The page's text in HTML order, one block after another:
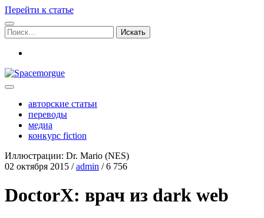
Перейти к статье
Поиск:
Spacemorgue
авторские статьи
переводы
медиа
конкурс fiction
Иллюстрации: Dr. Mario (NES)
02 октября 2015 /admin /6 756
DoctorX: врач из dark web